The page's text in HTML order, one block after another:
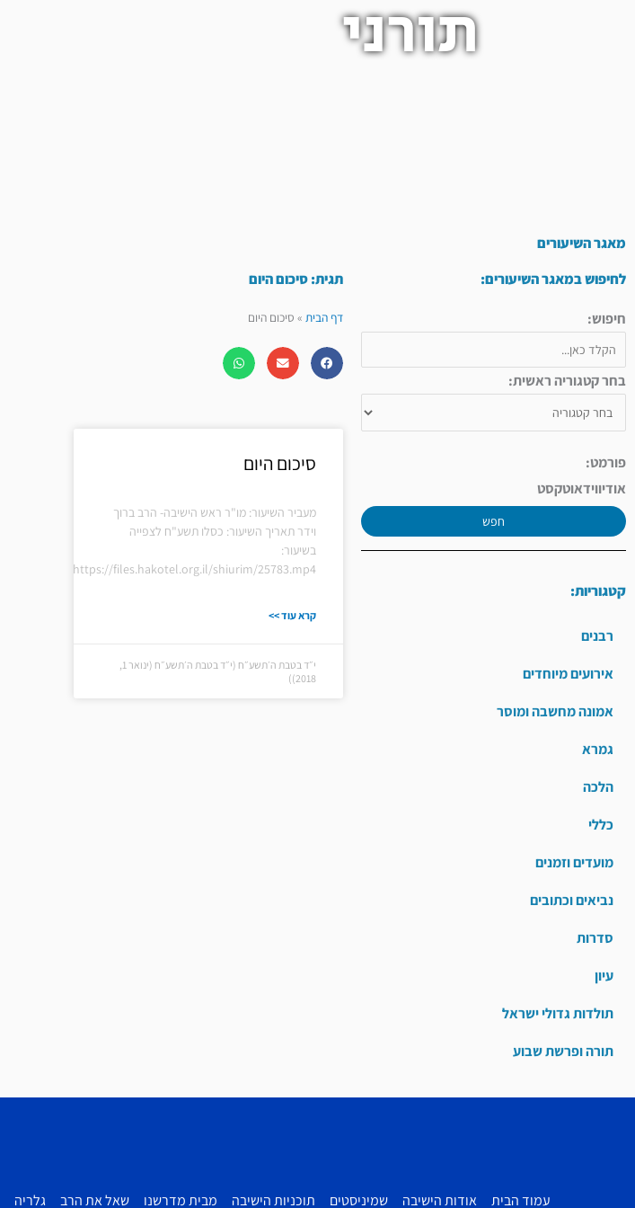
תורני
מאגר השיעורים
לחיפוש במאגר השיעורים:
חיפוש:
בחר קטגוריה ראשית:
פורמט:
אודיווידאוטקסט
חפש
קטגוריות:
רבנים
אירועים מיוחדים
אמונה מחשבה ומוסר
גמרא
הלכה
כללי
מועדים וזמנים
נביאים וכתובים
סדרות
עיון
תולדות גדולי ישראל
תורה ופרשת שבוע
תגית: סיכום היום
דף הבית» סיכום היום
סיכום היום
מעביר השיעור: מו"ר ראש הישיבה- הרב ברוך
וידר תאריך השיעור: כסלו תשע"ח לצפייה
בשיעור:
https://files.hakotel.org.il/shiurim/25783.mp4
קרא עוד >>
י״ד בטבת ה׳תשע״ח (י״ד בטבת ה׳תשע״ח (ינואר 1,
2018))
עמוד הבית אודות הישיבה שמיניסטים תוכניות הישיבה מבית מדרשנו שאל את הרב גלריה